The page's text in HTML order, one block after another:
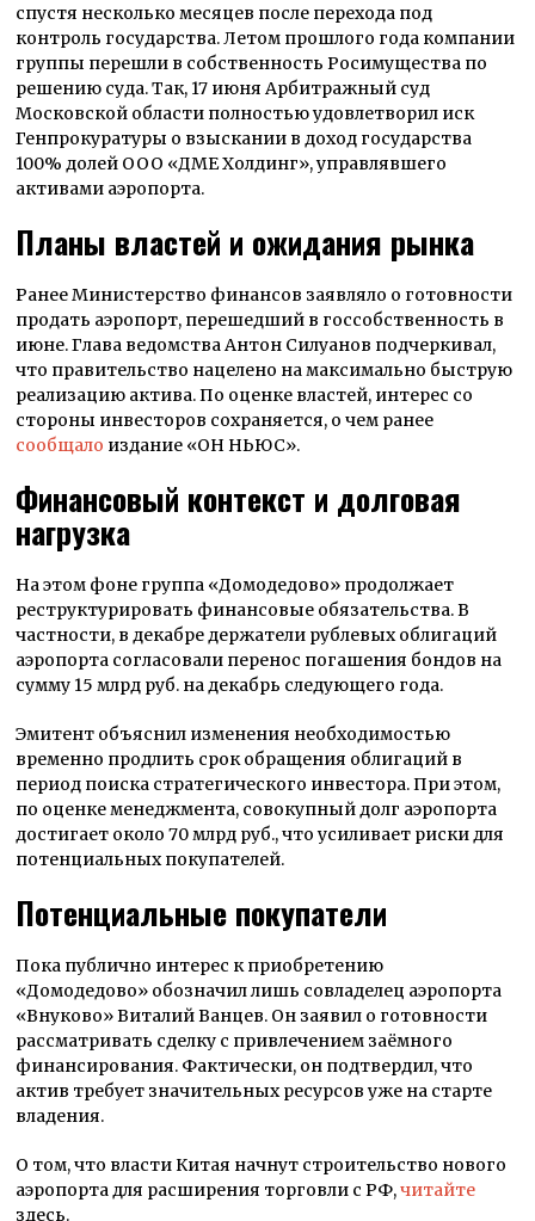
спустя несколько месяцев после перехода под
контроль государства. Летом прошлого года компании
группы перешли в собственность Росимущества по
решению суда. Так, 17 июня Арбитражный суд
Московской области полностью удовлетворил иск
Генпрокуратуры о взыскании в доход государства
100% долей ООО «ДМЕ Холдинг», управлявшего
активами аэропорта.
Планы властей и ожидания рынка
Ранее Министерство финансов заявляло о готовности
продать аэропорт, перешедший в госсобственность в
июне. Глава ведомства Антон Силуанов подчеркивал,
что правительство нацелено на максимально быструю
реализацию актива. По оценке властей, интерес со
стороны инвесторов сохраняется, о чем ранее
сообщало издание «ОН НЬЮС».
Финансовый контекст и долговая
нагрузка
На этом фоне группа «Домодедово» продолжает
реструктурировать финансовые обязательства. В
частности, в декабре держатели рублевых облигаций
аэропорта согласовали перенос погашения бондов на
сумму 15 млрд руб. на декабрь следующего года.
Эмитент объяснил изменения необходимостью
временно продлить срок обращения облигаций в
период поиска стратегического инвестора. При этом,
по оценке менеджмента, совокупный долг аэропорта
достигает около 70 млрд руб., что усиливает риски для
потенциальных покупателей.
Потенциальные покупатели
Пока публично интерес к приобретению
«Домодедово» обозначил лишь совладелец аэропорта
«Внуково» Виталий Ванцев. Он заявил о готовности
рассматривать сделку с привлечением заёмного
финансирования. Фактически, он подтвердил, что
актив требует значительных ресурсов уже на старте
владения.
О том, что власти Китая начнут строительство нового
аэропорта для расширения торговли с РФ,читайте
здесь.